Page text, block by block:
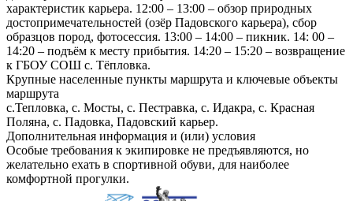
характеристик карьера. 12:00 – 13:00 – обзор природных
достопримечательностей (озёр Падовского карьера), сбор
образцов пород, фотосессия. 13:00 – 14:00 – пикник. 14: 00 –
14:20 – подъём к месту прибытия. 14:20 – 15:20 – возвращение
к ГБОУ СОШ с. Тёпловка.
Крупные населенные пункты маршрута и ключевые объекты
маршрута
с.Тепловка, с. Мосты, с. Пестравка, с. Идакра, с. Красная
Поляна, с. Падовка, Падовский карьер.
Дополнительная информация и (или) условия
Особые требования к экипировке не предъявляются, но
желательно ехать в спортивной обуви, для наиболее
комфортной прогулки.